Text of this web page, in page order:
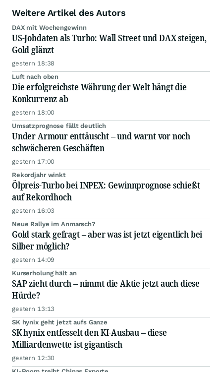
Weitere Artikel des Autors
DAX mit Wochengewinn
US-Jobdaten als Turbo: Wall Street und DAX steigen,
Gold glänzt
gestern 18:38
Luft nach oben
Die erfolgreichste Währung der Welt hängt die
Konkurrenz ab
gestern 18:00
Umsatzprognose fällt deutlich
Under Armour enttäuscht – und warnt vor noch
schwächeren Geschäften
gestern 17:00
Rekordjahr winkt
Ölpreis-Turbo bei INPEX: Gewinnprognose schießt
auf Rekordhoch
gestern 16:03
Neue Rallye im Anmarsch?
Gold stark gefragt – aber was ist jetzt eigentlich bei
Silber möglich?
gestern 14:09
Kurserholung hält an
SAP zieht durch – nimmt die Aktie jetzt auch diese
Hürde?
gestern 13:13
SK hynix geht jetzt aufs Ganze
SK hynix entfesselt den KI-Ausbau – diese
Milliardenwette ist gigantisch
gestern 12:30